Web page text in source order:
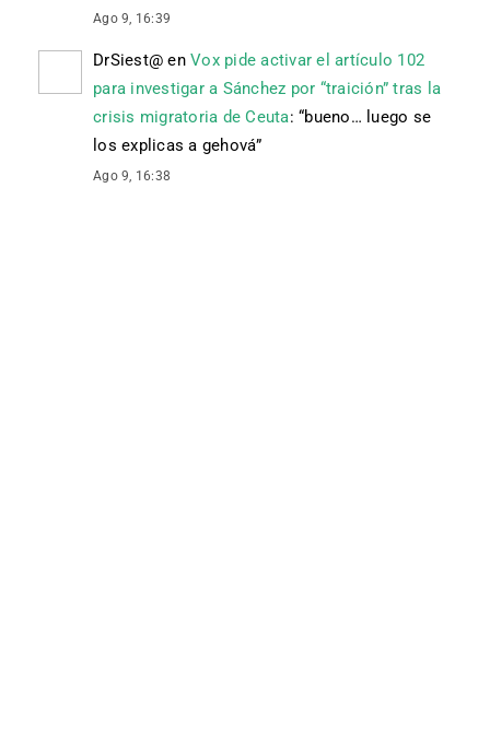
Ago 9, 16:39
DrSiest@ en Vox pide activar el artículo 102
para investigar a Sánchez por “traición” tras la
crisis migratoria de Ceuta: “bueno… luego se
los explicas a gehová”
Ago 9, 16:38